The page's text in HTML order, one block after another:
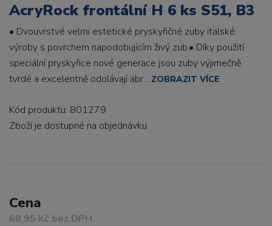
AcryRock frontální H 6 ks S51, B3
• Dvouvrstvé velmi estetické pryskyřičné zuby italské
výroby s povrchem napodobujícím živý zub.• Díky použití
speciální pryskyřice nové generace jsou zuby výjimečně
tvrdé a excelentně odolávají abr... ZOBRAZIT VÍCE
Kód produktu: 801279
Zboží je dostupné na objednávku
Cena
68,95 Kč bez DPH